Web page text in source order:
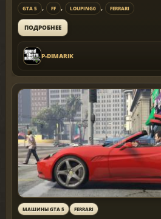
GTA 5 , FF , LOUPING0 , FERRARI
ПОДРОБНЕЕ
P-DIMARIK
МАШИНЫ GTA 5 FERRARI